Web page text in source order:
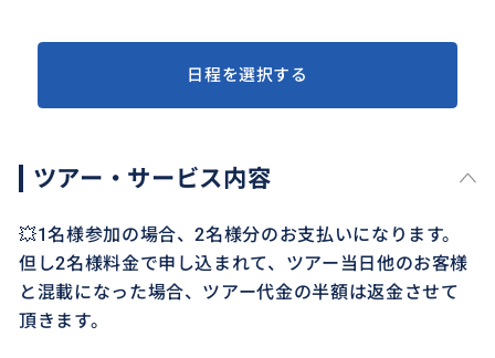
日程を選択する
ツアー・サービス内容
💥1名様参加の場合、2名様分のお支払いになります。
但し2名様料金で申し込まれて、ツアー当日他のお客様
と混載になった場合、ツアー代金の半額は返金させて
頂きます。